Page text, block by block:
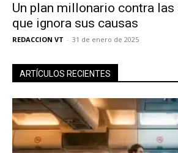
Un plan millonario contra
que ignora sus causas
REDACCION VT - 31 de enero de 2025
ARTÍCULOS RECIENTES